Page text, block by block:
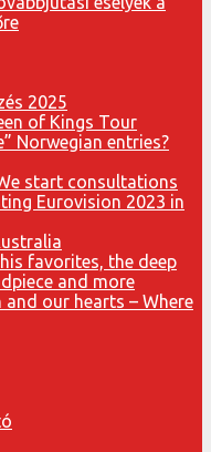
2025
Norwegian entries?
start consultations
Eurovision 2023 in
favorites, the deep
and more
our hearts – Where